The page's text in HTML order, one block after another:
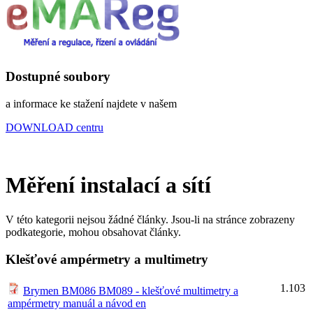
Dostupné soubory
a informace ke stažení najdete v našem
DOWNLOAD centru
Měření instalací a sítí
V této kategorii nejsou žádné články. Jsou-li na stránce zobrazeny
podkategorie, mohou obsahovat články.
Klešťové ampérmetry a multimetry
Brymen BM086 BM089 - klešťové multimetry a
ampérmetry manuál a návod en
1.103